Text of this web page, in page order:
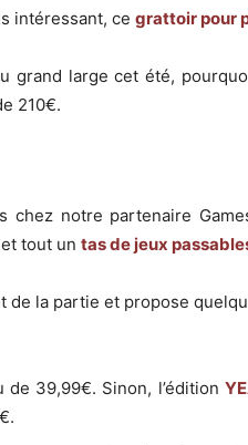
intéressant, ce grattoir pour
grand large cet été,
210€.
chez notre partenaire
et tout un tas de jeux
de la partie et propose
de 39,99€. Sinon, l’édition